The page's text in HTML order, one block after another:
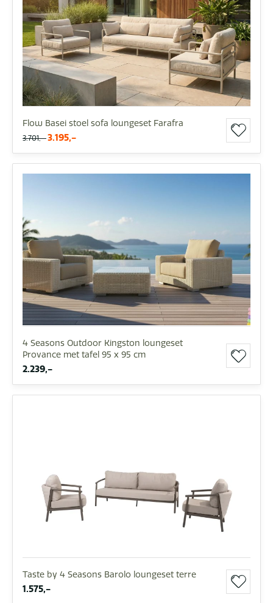
Flow Basei stoel sofa loungeset Farafra
3.701,- 3.195,-
4 Seasons Outdoor Kingston loungeset
Provance met tafel 95 x 95 cm
2.239,-
Taste by 4 Seasons Barolo loungeset terre
1.575,-